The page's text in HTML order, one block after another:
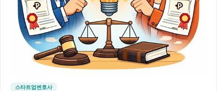
스타트업변호사